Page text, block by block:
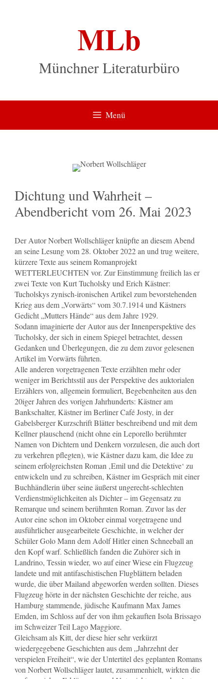
MLb
Münchner Literaturbüro
Menü
Dichtung und Wahrheit –
Abendbericht vom 26. Mai 2023
Der Autor Norbert Wollschläger knüpfte an diesem Abend
an seine Lesung vom 28. Oktober 2022 an und trug weitere,
kürzere Texte aus seinem Romanprojekt
WETTERLEUCHTEN vor. Zur Einstimmung freilich las er
zwei Texte von Kurt Tucholsky und Erich Kästner:
Tucholskys zynisch-ironischen Artikel zum bevorstehenden
Krieg aus dem „Vorwärts“ vom 30.7.1914 und Kästners
Gedicht „Mutters Hände“ aus dem Jahre 1929.
Sodann imaginierte der Autor aus der Innenperspektive des
Tucholsky, der sich in einem Spiegel betrachtet, dessen
Gedanken und Überlegungen, die zu dem zuvor gelesenen
Artikel im Vorwärts führten.
Alle anderen vorgetragenen Texte erzählten mehr oder
weniger im Berichtsstil aus der Perspektive des auktorialen
Erzählers von, allgemein formuliert, Begebenheiten aus den
20iger Jahren des vorigen Jahrhunderts: Kästner am
Bankschalter, Kästner im Berliner Café Josty, in der
Gabelsberger Kurzschrift Blätter beschreibend und mit dem
Kellner plauschend (nicht ohne ein Leporello berühmter
Namen von Dichtern und Denkern vorzulesen, die auch dort
zu verkehren pflegten), wie Kästner dazu kam, die Idee zu
seinem erfolgreichsten Roman ‚Emil und die Detektive‘ zu
entwickeln und zu schreiben, Kästner im Gespräch mit einer
Buchhändlerin über seine äußerst ungerecht-schlechten
Verdienstmöglichkeiten als Dichter – im Gegensatz zu
Remarque und seinem berühmten Roman. Zuvor las der
Autor eine schon im Oktober einmal vorgetragene und
ausführlicher ausgearbeitete Geschichte, in welcher der
Schüler Golo Mann dem Adolf Hitler einen Schneeball an
den Kopf warf. Schließlich fanden die Zuhörer sich in
Landrino, Tessin wieder, wo auf einer Wiese ein Flugzeug
landete und mit antifaschistischen Flugblättern beladen
wurde, die über Mailand abgeworfen werden sollten. Dieses
Flugzeug hörte in der nächsten Geschichte der reiche, aus
Hamburg stammende, jüdische Kaufmann Max James
Emden, im Schloss auf der von ihm gekauften Isola Brissago
im Schweizer Teil Lago Maggiore.
Gleichsam als Kitt, der diese hier sehr verkürzt
wiedergegebene Geschichten aus dem „Jahrzehnt der
verspielen Freiheit“, wie der Untertitel des geplanten Romans
von Norbert Wollschläger lautet, zusammenhielt, wirkten die